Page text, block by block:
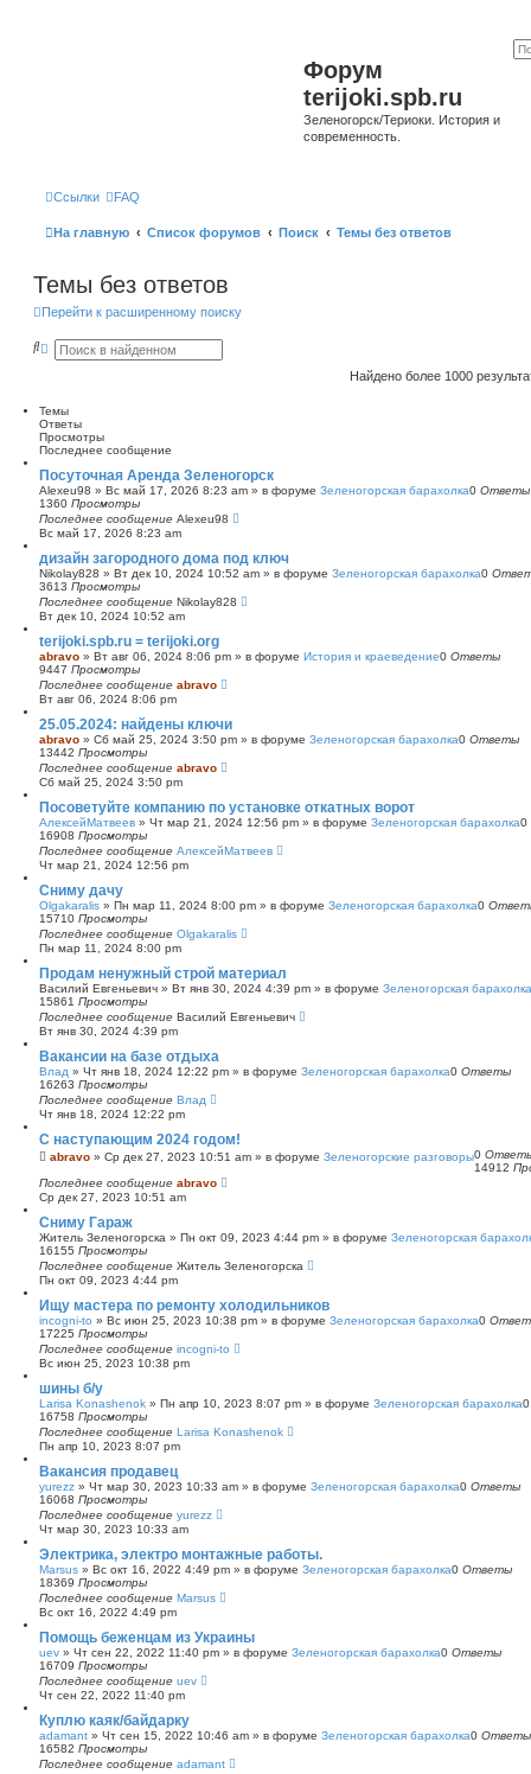
Форум
terijoki.spb.ru
Зеленогорск/Териоки. История и
современность.
Ссылки FAQ
На главную Список форумов Поиск Темы без ответов
Темы без ответов
Перейти к расширенному поиску
П Р
р
е
н
н
ы
й
п
о
и
к
Найдено более 1000
Темы
Ответы
Просмотры
Последнее сообщение
Посуточная Аренда Зеленогорск
Alexeu98 » Вс май 17, 2026 8:23 am » в форуме Зеленогорская барахолка0 Ответы
1360 Просмотры
Последнее сообщение Alexeu98
Вс май 17, 2026 8:23 am
дизайн загородного дома под ключ
Nikolay828 » Вт дек 10, 2024 10:52 am » в форуме Зеленогорская барахолка0
3613 Просмотры
Последнее сообщение Nikolay828
Вт дек 10, 2024 10:52 am
terijoki.spb.ru = terijoki.org
abravo » Вт авг 06, 2024 8:06 pm » в форуме История и краеведение0 Ответы
9447 Просмотры
Последнее сообщение abravo
Вт авг 06, 2024 8:06 pm
25.05.2024: найдены ключи
abravo » Сб май 25, 2024 3:50 pm » в форуме Зеленогорская барахолка0 Ответы
13442 Просмотры
Последнее сообщение abravo
Сб май 25, 2024 3:50 pm
Посоветуйте компанию по установке откатных ворот
АлексейМатвеев » Чт мар 21, 2024 12:56 pm » в форуме Зеленогорская барахолка0
16908 Просмотры
Последнее сообщение АлексейМатвеев
Чт мар 21, 2024 12:56 pm
Сниму дачу
Olgakaralis » Пн мар 11, 2024 8:00 pm » в форуме Зеленогорская барахолка0
15710 Просмотры
Последнее сообщение Olgakaralis
Пн мар 11, 2024 8:00 pm
Продам ненужный строй материал
Василий Евгеньевич » Вт янв 30, 2024 4:39 pm » в форуме Зеленогорская барахолка
15861 Просмотры
Последнее сообщение Василий Евгеньевич
Вт янв 30, 2024 4:39 pm
Вакансии на базе отдыха
Влад » Чт янв 18, 2024 12:22 pm » в форуме Зеленогорская барахолка0 Ответы
16263 Просмотры
Последнее сообщение Влад
Чт янв 18, 2024 12:22 pm
С наступающим 2024 годом!
abravo » Ср дек 27, 2023 10:51 am » в форуме Зеленогорские разговоры0
14912
Последнее сообщение abravo
Ср дек 27, 2023 10:51 am
Сниму Гараж
Житель Зеленогорска » Пн окт 09, 2023 4:44 pm » в форуме Зеленогорская
16155 Просмотры
Последнее сообщение Житель Зеленогорска
Пн окт 09, 2023 4:44 pm
Ищу мастера по ремонту холодильников
incogni-to » Вс июн 25, 2023 10:38 pm » в форуме Зеленогорская барахолка0
17225 Просмотры
Последнее сообщение incogni-to
Вс июн 25, 2023 10:38 pm
шины б/у
Larisa Konashenok » Пн апр 10, 2023 8:07 pm » в форуме Зеленогорская барахолка
16758 Просмотры
Последнее сообщение Larisa Konashenok
Пн апр 10, 2023 8:07 pm
Вакансия продавец
yurezz » Чт мар 30, 2023 10:33 am » в форуме Зеленогорская барахолка0 Ответы
16068 Просмотры
Последнее сообщение yurezz
Чт мар 30, 2023 10:33 am
Электрика, электро монтажные работы.
Marsus » Вс окт 16, 2022 4:49 pm » в форуме Зеленогорская барахолка0 Ответы
18369 Просмотры
Последнее сообщение Marsus
Вс окт 16, 2022 4:49 pm
Помощь беженцам из Украины
uev » Чт сен 22, 2022 11:40 pm » в форуме Зеленогорская барахолка0 Ответы
16709 Просмотры
Последнее сообщение uev
Чт сен 22, 2022 11:40 pm
Куплю каяк/байдарку
adamant » Чт сен 15, 2022 10:46 am » в форуме Зеленогорская барахолка0 Ответы
16582 Просмотры
Последнее сообщение adamant